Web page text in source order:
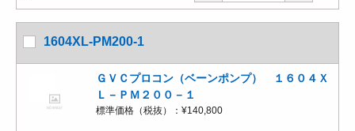
1604XL-PM200-1
ＧＶＣプロコン（ベーンポンプ） １６０４Ｘ
Ｌ－ＰＭ２００－１
標準価格（税抜）： ¥140,800